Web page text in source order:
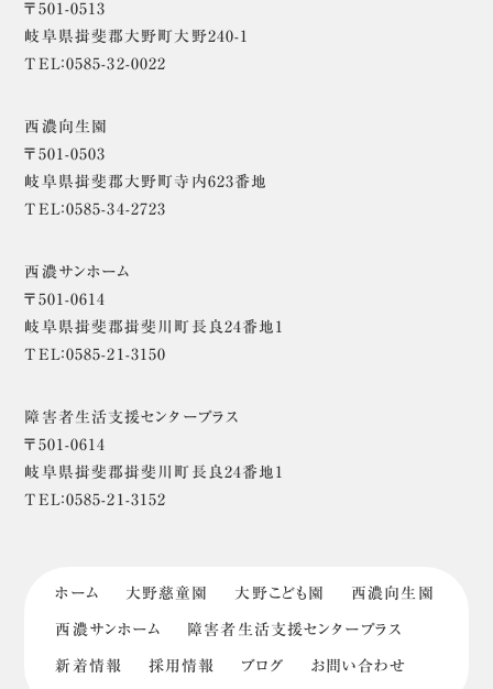
〒501-0513
岐阜県揖斐郡大野町大野240-1
TEL：0585-32-0022
西濃向生園
〒501-0503
岐阜県揖斐郡大野町寺内623番地
TEL：0585-34-2723
西濃サンホーム
〒501-0614
岐阜県揖斐郡揖斐川町長良24番地1
TEL：0585-21-3150
障害者生活支援センタープラス
〒501-0614
岐阜県揖斐郡揖斐川町長良24番地1
TEL：0585-21-3152
ホーム 大野慈童園 大野こども園 西濃向生園
西濃サンホーム 障害者生活支援センタープラス
新着情報 採用情報 ブログ お問い合わせ